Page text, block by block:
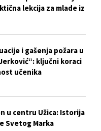
lekcija za mlade iz
i gašenja požara u
ključni koraci
učenika
u centru Užica: Istorija
Svetog Marka